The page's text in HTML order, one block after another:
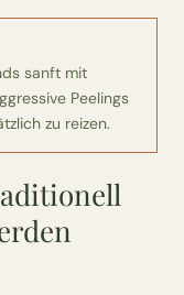
sanft mit
Peelings
zu reizen.